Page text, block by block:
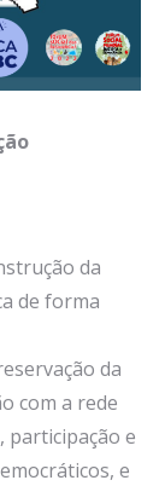
da
de forma
da
com a rede
participação e
e